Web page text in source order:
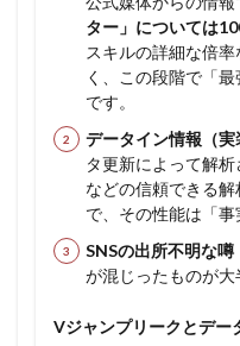
ター」については
スキルの詳細な倍
く、この段階で「
です。
データイン情報（実
タ更新によって解析
などの信頼できる
で、その性能は「事
SNSの出所不明な噂
が混じったものが大
Vジャンプリークとデー